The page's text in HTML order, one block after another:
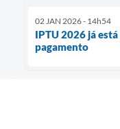
02 JAN 2026 - 14h54
IPTU 2026 já
pagamento